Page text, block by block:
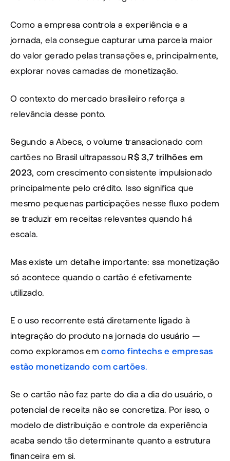
Como a empresa controla a experiência e a
jornada, ela consegue capturar uma parcela maior
do valor gerado pelas transações e, principalmente,
explorar novas camadas de monetização.
O contexto do mercado brasileiro reforça a
relevância desse ponto.
Segundo a Abecs, o volume transacionado com
cartões no Brasil ultrapassou R$ 3,7 trilhões em
2023, com crescimento consistente impulsionado
principalmente pelo crédito. Isso significa que
mesmo pequenas participações nesse fluxo podem
se traduzir em receitas relevantes quando há
escala.
Mas existe um detalhe importante: ssa monetização
só acontece quando o cartão é efetivamente
utilizado.
E o uso recorrente está diretamente ligado à
integração do produto na jornada do usuário —
como exploramos em como fintechs e empresas
estão monetizando com cartões.
Se o cartão não faz parte do dia a dia do usuário, o
potencial de receita não se concretiza. Por isso, o
modelo de distribuição e controle da experiência
acaba sendo tão determinante quanto a estrutura
financeira em si.